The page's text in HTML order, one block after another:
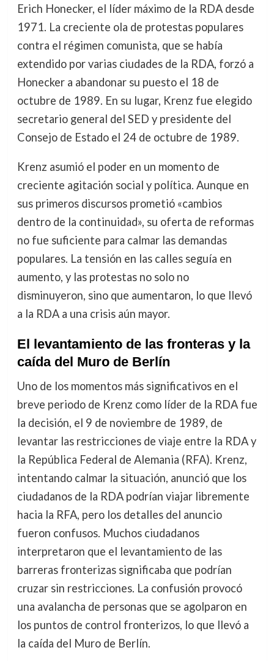
Erich Honecker, el líder máximo de la RDA desde
1971. La creciente ola de protestas populares
contra el régimen comunista, que se había
extendido por varias ciudades de la RDA, forzó a
Honecker a abandonar su puesto el 18 de
octubre de 1989. En su lugar, Krenz fue elegido
secretario general del SED y presidente del
Consejo de Estado el 24 de octubre de 1989.
Krenz asumió el poder en un momento de
creciente agitación social y política. Aunque en
sus primeros discursos prometió «cambios
dentro de la continuidad», su oferta de reformas
no fue suficiente para calmar las demandas
populares. La tensión en las calles seguía en
aumento, y las protestas no solo no
disminuyeron, sino que aumentaron, lo que llevó
a la RDA a una crisis aún mayor.
El levantamiento de las fronteras y la
caída del Muro de Berlín
Uno de los momentos más significativos en el
breve periodo de Krenz como líder de la RDA fue
la decisión, el 9 de noviembre de 1989, de
levantar las restricciones de viaje entre la RDA y
la República Federal de Alemania (RFA). Krenz,
intentando calmar la situación, anunció que los
ciudadanos de la RDA podrían viajar libremente
hacia la RFA, pero los detalles del anuncio
fueron confusos. Muchos ciudadanos
interpretaron que el levantamiento de las
barreras fronterizas significaba que podrían
cruzar sin restricciones. La confusión provocó
una avalancha de personas que se agolparon en
los puntos de control fronterizos, lo que llevó a
la caída del Muro de Berlín.